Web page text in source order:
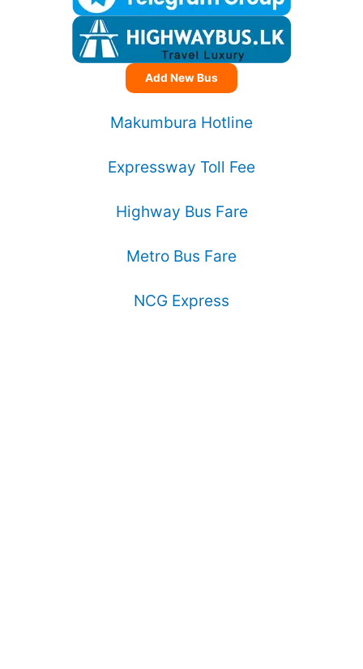
Add New Bus
Makumbura Hotline
Expressway Toll Fee
Highway Bus Fare
Metro Bus Fare
NCG Express